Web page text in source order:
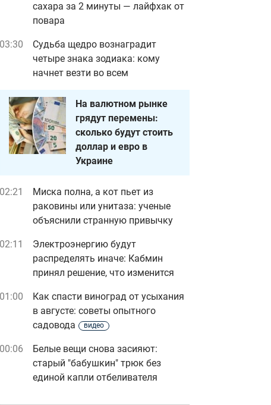
сахара за 2 минуты — лайфхак от
повара
03:30
Судьба щедро вознаградит
четыре знака зодиака: кому
начнет везти во всем
На валютном рынке
грядут перемены:
сколько будут стоить
доллар и евро в
Украине
02:21
Миска полна, а кот пьет из
раковины или унитаза: ученые
объяснили странную привычку
02:11
Электроэнергию будут
распределять иначе: Кабмин
принял решение, что изменится
01:00
Как спасти виноград от усыхания
в августе: советы опытного
садовода
видео
00:06
Белые вещи снова засияют:
старый "бабушкин" трюк без
единой капли отбеливателя